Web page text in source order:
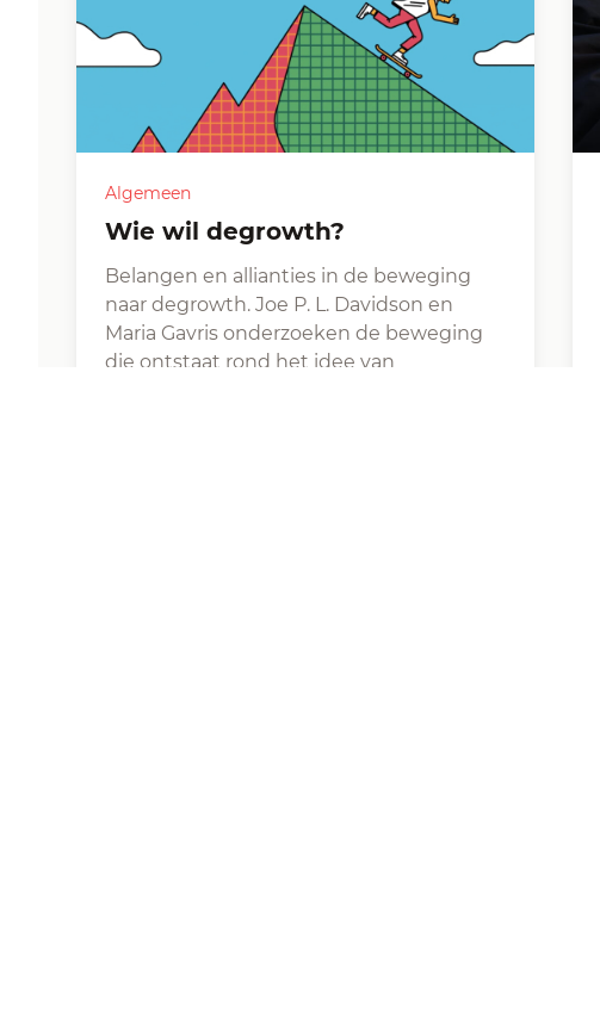
Algemeen
Wie wil degrowth?
Belangen en allianties in de beweging
naar degrowth. Joe P. L. Davidson en
Maria Gavris onderzoeken de beweging
die ontstaat rond het idee van